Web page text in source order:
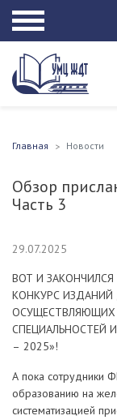
Главная Новости
Обзор
Часть 3
29.07.2025
ВОТ И
КОНКУРС ИЗДАНИЙ
ОСУЩЕСТВЛЯЮЩИХ
СПЕЦИАЛЬНОСТЕЙ
– 2025»!
А пока сотрудники
образованию на
систематизацией